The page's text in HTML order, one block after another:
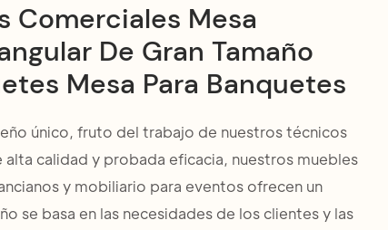
Comerciales Mesa
De Gran Tamaño
Mesa Para Banquetes
único, fruto del trabajo de nuestros técnicos
calidad y probada eficacia, nuestros muebles
y mobiliario para eventos ofrecen un
se basa en las necesidades de los clientes y las